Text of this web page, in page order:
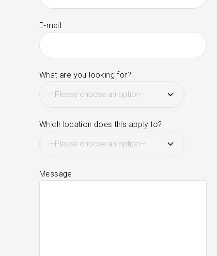
E-mail
What are you looking for?
Which location does this apply to?
Message